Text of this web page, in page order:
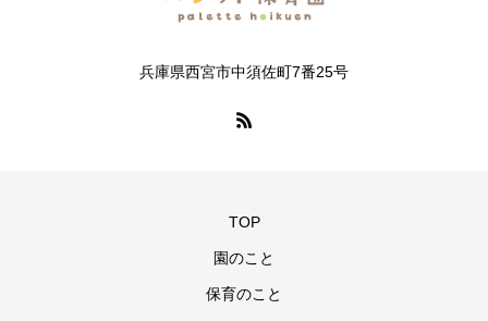
兵庫県西宮市中須佐町7番25号
TOP
園のこと
保育のこと